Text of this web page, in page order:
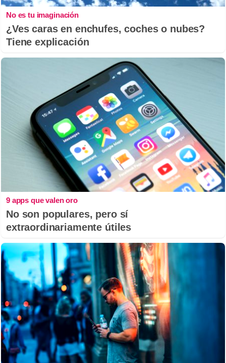
No es tu imaginación
¿Ves caras en enchufes, coches o nubes?
Tiene explicación
9 apps que valen oro
No son populares, pero sí
extraordinariamente útiles